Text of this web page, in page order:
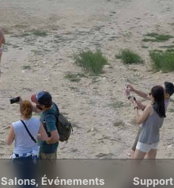
Salons, Événements Support